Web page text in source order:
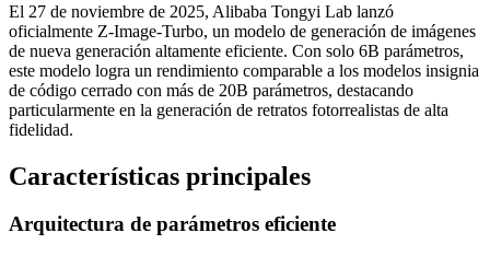
El 27 de noviembre de 2025, Alibaba Tongyi Lab lanzó
oficialmente Z-Image-Turbo, un modelo de generación de imágenes
de nueva generación altamente eficiente. Con solo 6B parámetros,
este modelo logra un rendimiento comparable a los modelos insignia
de código cerrado con más de 20B parámetros, destacando
particularmente en la generación de retratos fotorrealistas de alta
fidelidad.
Características principales
Arquitectura de parámetros eficiente